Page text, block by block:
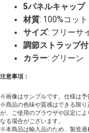
5パネルキャップ
材質: 100%コッ
サイズ: フリーサ
調節ストラップ付
カラー: グリーン
注意事項：
※画像はサンプルです。仕様は予
※商品の色味や質感はできる限
が、ご使用のブラウザや設定に
なる場合がございます。
※本商品は輸入品のため、製造